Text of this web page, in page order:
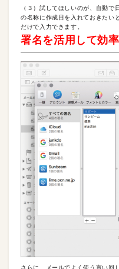
（３）試してほしいのが、自動
の名称に作成日を入れておきたい
だけで入力できます。
署名を活用して効
さらに、メールでよく使う言い回